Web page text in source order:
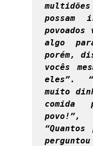
possam
algo
porém,
vocês
eles”.
muito
comida